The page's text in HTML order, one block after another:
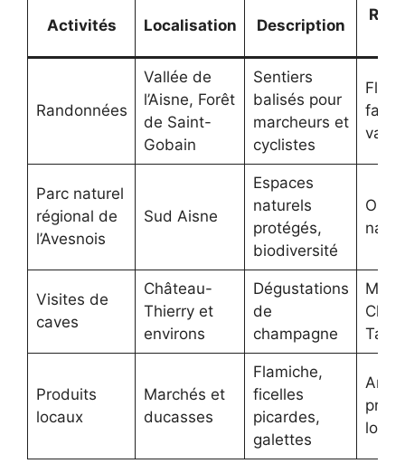
Activités Localisation Description
Randonnées
Vallée de
l’Aisne, Forêt
de Saint-
Gobain
Sentiers
balisés pour
marcheurs et
cyclistes
Parc naturel
régional de
l’Avesnois
Sud Aisne
Espaces
naturels
protégés,
biodiversité
Visites de
caves
Château-
Thierry et
environs
Dégustations
de
champagne
Produits
locaux
Marchés et
ducasses
Flamiche,
ficelles
picardes,
galettes